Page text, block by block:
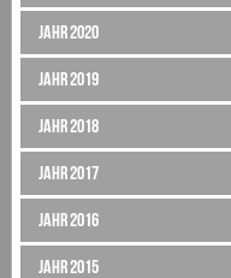
Jahr 2020
Jahr 2019
Jahr 2018
Jahr 2017
Jahr 2016
Jahr 2015